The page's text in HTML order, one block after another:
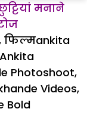
मनाने
फिल्मTags
ankita
Ankita
Photoshoot,
Videos,
Bold